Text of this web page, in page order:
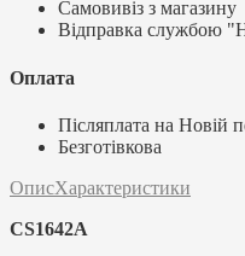
Самовивіз з магазину
Відправка службою
Оплата
Післяплата на Новій
Безготівкова
ОписХарактеристики
CS1642A